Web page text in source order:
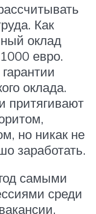
Как
оклад
евро.
оклада.
притягивают
но никак не
заработать.
самыми
среди